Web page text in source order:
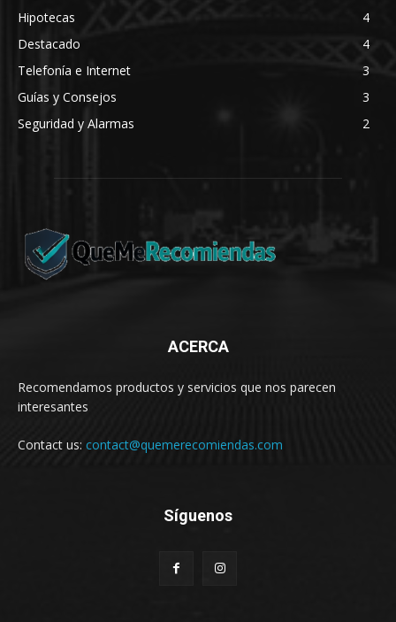
Hipotecas
4
Destacado
4
Telefonía e Internet
3
Guías y Consejos
3
Seguridad y Alarmas
2
ACERCA
Recomendamos productos y servicios que nos parecen
interesantes
Contact us: contact@quemerecomiendas.com
Síguenos